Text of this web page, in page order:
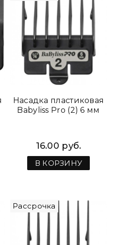
Насадка пластиковая
Babyliss Pro (2) 6 мм
16.00 руб.
В КОРЗИНУ
Рассрочка